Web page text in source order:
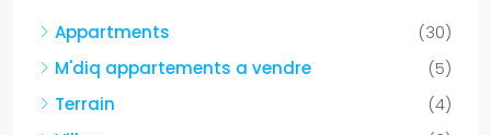
Appartments
(30)
M'diq appartements a vendre
(5)
Terrain
(4)